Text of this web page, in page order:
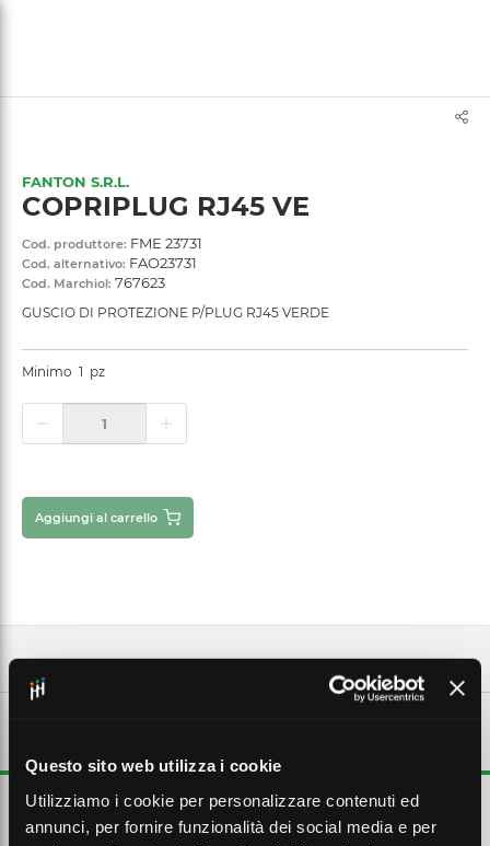
Questo sito web utilizza i cookie
Utilizziamo i cookie per personalizzare contenuti ed
annunci, per fornire funzionalità dei social media e per
FANTON S.R.L.
COPRIPLUG RJ45 VE
Cod. produttore: FME 23731
Cod. alternativo: FAO23731
Cod. Marchiol: 767623
GUSCIO DI PROTEZIONE P/PLUG RJ45 VERDE
Minimo 1 pz
Aggiungi al carrello
Copriplug colorato per RJ45, colore verde